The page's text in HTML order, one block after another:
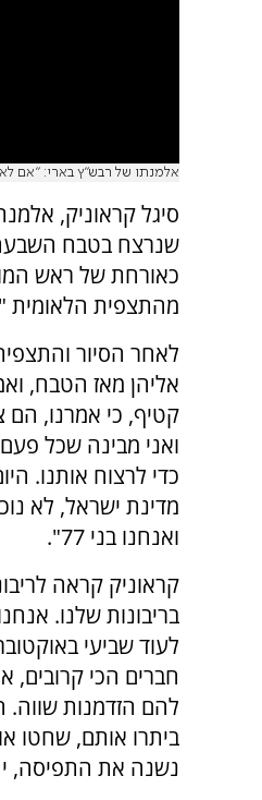
אלמנתו של רבש"ץ בארי: "אם לא נביא
סיגל קראוניק,
שנרצח בטבח השבעה
כאורחת של ראש
מהתצפית הלאומית
לאחר הסיור
אליהן מאז הטבח,
קטיף, כי אמרנו, הם
ואני מבינה שכל
כדי לרצוח אותנו.
ואנחנו בני 77".
קראוניק קראה
בריבונות שלנו.
לעוד שביעי
חברים הכי קרובים,
להם הזדמנות שווה.
ביתרו אותם, שחטו
נשנה את התפיסה,